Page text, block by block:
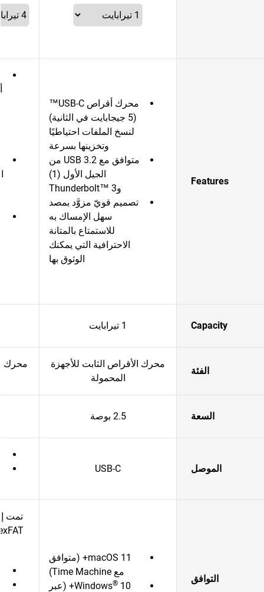
Features
محرك أقراص USB-C™
(‏5 جيجابايت في الثانية)
لنسخ الملفات احتياطيًا
وتخزينها بسرعة
متوافق مع USB 3.2 من
الجيل الأول (1)
وThunderbolt™ 3
تصميم قويّ مزوَّد بمصد
سهل الإمساك به
للاستمتاع بالمتانة
الاحترافية التي يمكنك
الوثوق بها
Capacity 1 تيرابايت
الفئة
محرك الأقراص الثابت للأجهزة
المحمولة
محرك
السعة 2.5 بوصة
الموصل USB-C
التوافق
macOS 11+ (متوافق
مع Time Machine)
Windows®
10+ (عبر
تمت